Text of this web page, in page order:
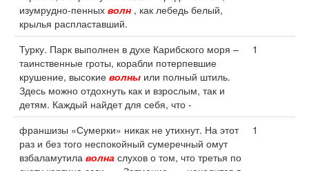
изумрудно-пенных волн , как лебедь белый,
крылья распластавший.
Турку. Парк выполнен в духе Карибского моря –
таинственные гроты, корабли потерпевшие
крушение, высокие волны или полный штиль.
Здесь можно отдохнуть как и взрослым, так и
детям. Каждый найдет для себя, что -
1
франшизы «Сумерки» никак не утихнут. На этот
раз и без того неспокойный сумеречный омут
взбаламутила волна слухов о том, что третья по
1